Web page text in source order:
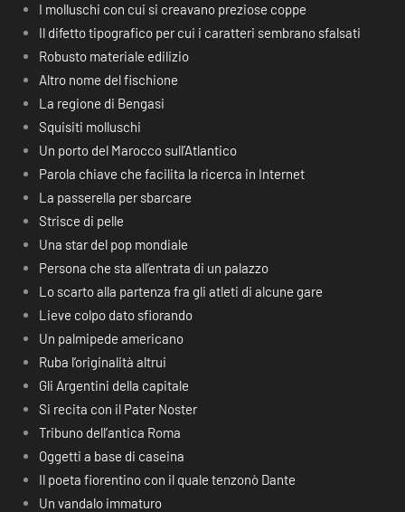
I molluschi con cui si creavano preziose coppe
Il difetto tipografico per cui i caratteri sembrano sfalsati
Robusto materiale edilizio
Altro nome del fischione
La regione di Bengasi
Squisiti molluschi
Un porto del Marocco sull’Atlantico
Parola chiave che facilita la ricerca in Internet
La passerella per sbarcare
Strisce di pelle
Una star del pop mondiale
Persona che sta all’entrata di un palazzo
Lo scarto alla partenza fra gli atleti di alcune gare
Lieve colpo dato sfiorando
Un palmipede americano
Ruba l’originalità altrui
Gli Argentini della capitale
Si recita con il Pater Noster
Tribuno dell’antica Roma
Oggetti a base di caseina
Il poeta fiorentino con il quale tenzonò Dante
Un vandalo immaturo